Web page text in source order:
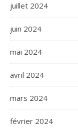
juillet 2024
juin 2024
mai 2024
avril 2024
mars 2024
février 2024